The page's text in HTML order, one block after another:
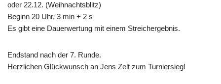
oder 22.12. (Weihnachtsblitz)
Beginn 20 Uhr, 3 min + 2 s
Es gibt eine Dauerwertung mit einem Streichergebnis.
Endstand nach der 7. Runde.
Herzlichen Glückwunsch an Jens Zelt zum Turniersieg!